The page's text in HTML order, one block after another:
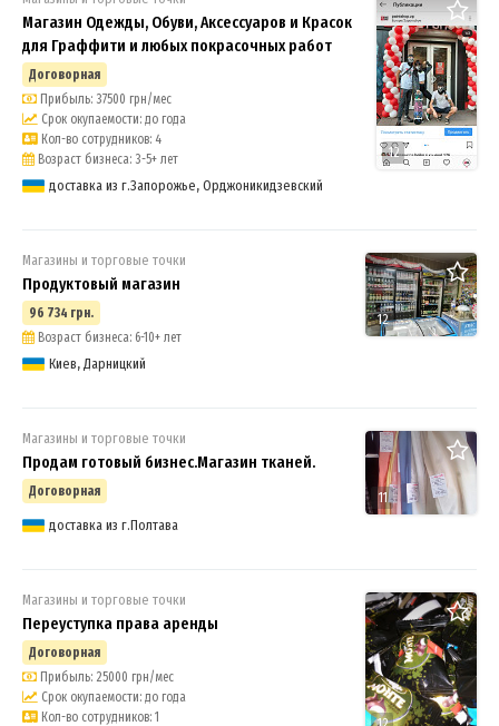
12
Магазин Одежды, Обуви, Аксессуаров и Красок
для Граффити и любых покрасочных работ
Договорная
Прибыль: 37500 грн/мес
Срок окупаемости: до года
Кол-во сотрудников: 4
Возраст бизнеса: 3-5+ лет
доставка из г.Запорожье, Орджоникидзевский
12
Магазины и торговые точки
Продуктовый магазин
96 734 грн.
Возраст бизнеса: 6-10+ лет
Киев, Дарницкий
11
Магазины и торговые точки
Продам готовый бизнес.Магазин тканей.
Договорная
доставка из г.Полтава
Магазины и торговые точки
Переуступка права аренды
Договорная
Прибыль: 25000 грн/мес
Срок окупаемости: до года
Кол-во сотрудников: 1